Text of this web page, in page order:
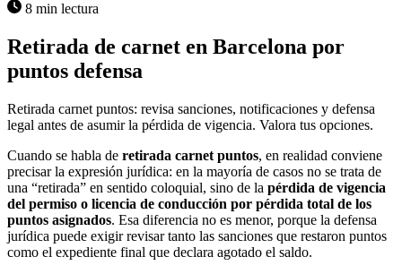
8 min lectura
Retirada de carnet en Barcelona por
puntos defensa
Retirada carnet puntos: revisa sanciones, notificaciones y defensa
legal antes de asumir la pérdida de vigencia. Valora tus opciones.
Cuando se habla de retirada carnet puntos, en realidad conviene
precisar la expresión jurídica: en la mayoría de casos no se trata de
una “retirada” en sentido coloquial, sino de la pérdida de vigencia
del permiso o licencia de conducción por pérdida total de los
puntos asignados. Esa diferencia no es menor, porque la defensa
jurídica puede exigir revisar tanto las sanciones que restaron puntos
como el expediente final que declara agotado el saldo.